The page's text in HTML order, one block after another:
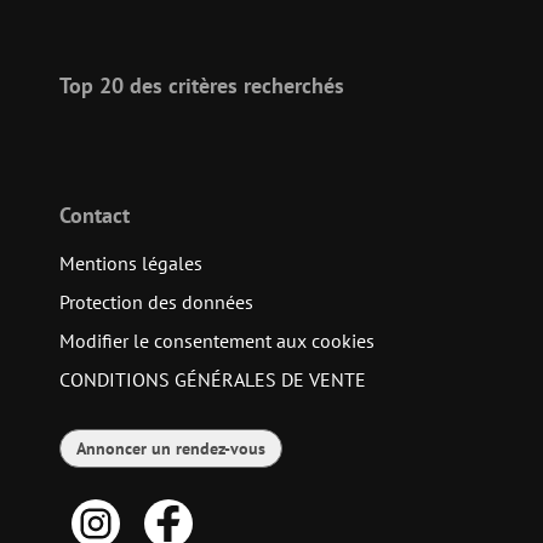
Top 20 des critères recherchés
Contact
Mentions légales
Protection des données
Modifier le consentement aux cookies
CONDITIONS GÉNÉRALES DE VENTE
Annoncer un rendez-vous